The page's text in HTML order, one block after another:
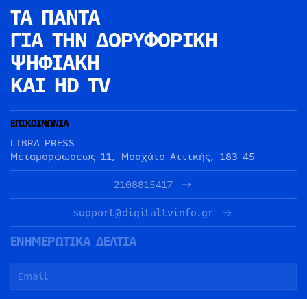
ΤΑ ΠΑΝΤΑ
ΓΙΑ ΤΗΝ ΔΟΡΥΦΟΡΙΚΗ
ΨΗΦΙΑΚΗ
ΚΑΙ HD TV
ΕΠΙΚΟΙΝΩΝΙΑ
LIBRA PRESS
Μεταμορφώσεως 11, Μοσχάτο Αττικής, 183 45
2108815417
support@digitaltvinfo.gr
ΕΝΗΜΕΡΩΤΙΚΑ ΔΕΛΤΙΑ